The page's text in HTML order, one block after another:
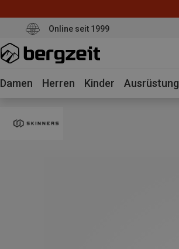
Online seit 1999
Damen Herren Kinder Ausrüstung